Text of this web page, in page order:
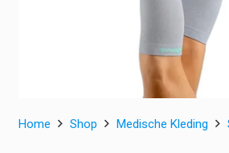
Home Shop Medische Kleding